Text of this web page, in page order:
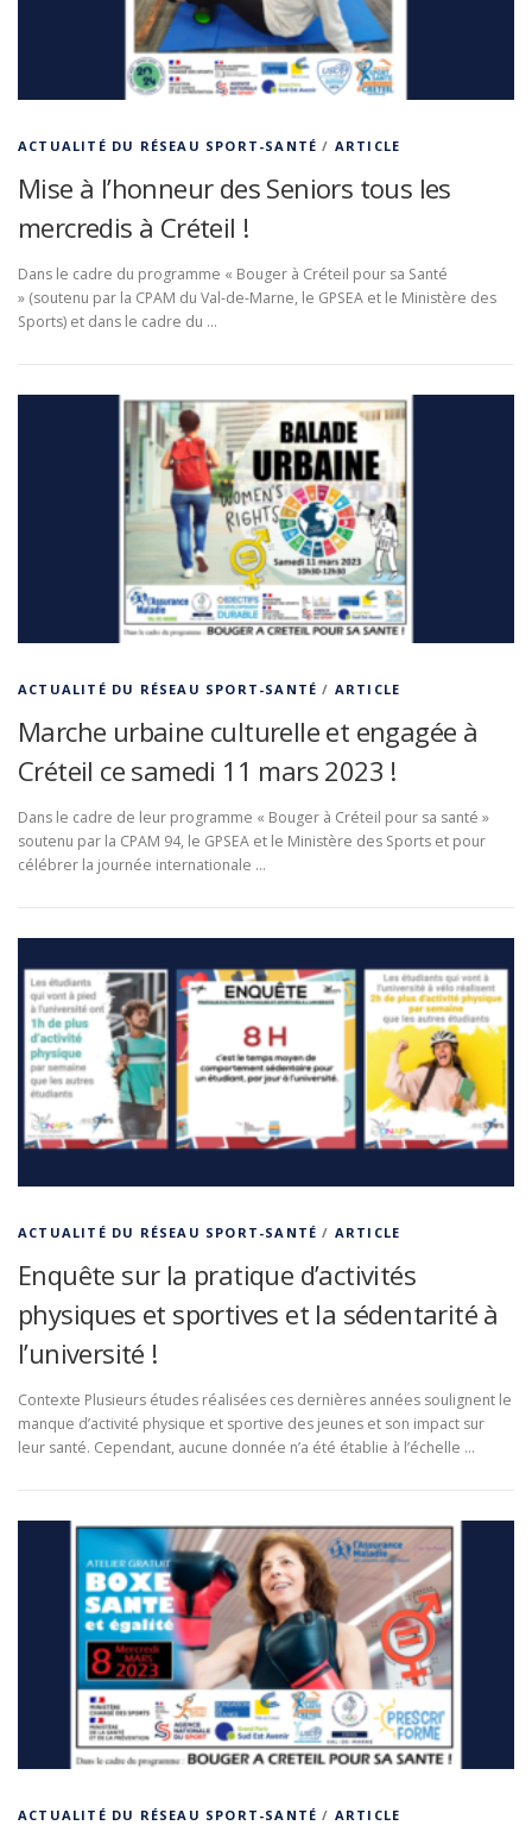
ACTUALITÉ DU RÉSEAU SPORT-SANTÉ / ARTICLE
Mise à l’honneur des Seniors tous les
mercredis à Créteil !
Dans le cadre du programme « Bouger à Créteil pour sa Santé
» (soutenu par la CPAM du Val-de-Marne, le GPSEA et le Ministère des
Sports) et dans le cadre du …
ACTUALITÉ DU RÉSEAU SPORT-SANTÉ / ARTICLE
Marche urbaine culturelle et engagée à
Créteil ce samedi 11 mars 2023 !
Dans le cadre de leur programme « Bouger à Créteil pour sa santé »
soutenu par la CPAM 94, le GPSEA et le Ministère des Sports et pour
célébrer la journée internationale …
ACTUALITÉ DU RÉSEAU SPORT-SANTÉ / ARTICLE
Enquête sur la pratique d’activités
physiques et sportives et la sédentarité à
l’université !
Contexte Plusieurs études réalisées ces dernières années soulignent le
manque d’activité physique et sportive des jeunes et son impact sur
leur santé. Cependant, aucune donnée n’a été établie à l’échelle …
ACTUALITÉ DU RÉSEAU SPORT-SANTÉ / ARTICLE